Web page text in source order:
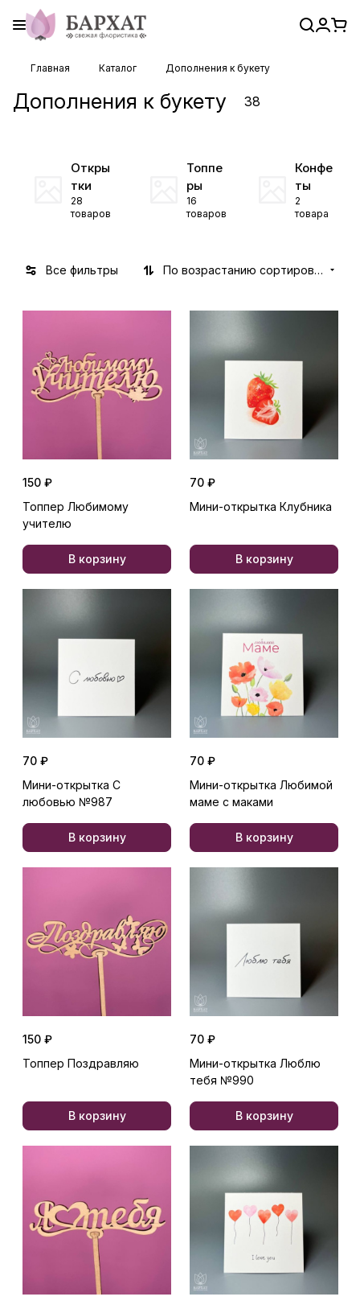
Главная Каталог Дополнения к букету
Дополнения к букету 38
Откры
тки
28
товаров
Топпе
ры
16
товаров
Конфе
ты
2
товара
Все фильтры По возрастанию сортировки
150 ₽
Топпер Любимому
учителю
В корзину
70 ₽
Мини-открытка Клубника
В корзину
70 ₽
Мини-открытка С
любовью №987
В корзину
70 ₽
Мини-открытка Любимой
маме с маками
В корзину
150 ₽
Топпер Поздравляю
В корзину
70 ₽
Мини-открытка Люблю
тебя №990
В корзину